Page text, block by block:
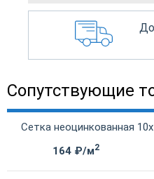
Сопутствующие
Сетка неоцинкованная
164 ₽/м2